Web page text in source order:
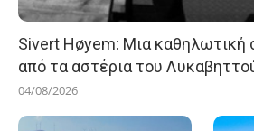
Sivert Høyem: Μια καθηλωτική
από τα αστέρια του
04/08/2026